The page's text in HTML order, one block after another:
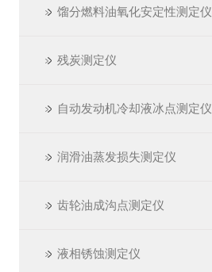
馏分燃料油氧化安定性测定仪
残炭测定仪
自动发动机冷却液冰点测定仪
润滑油蒸发损失测定仪
齿轮油成沟点测定仪
液相锈蚀测定仪